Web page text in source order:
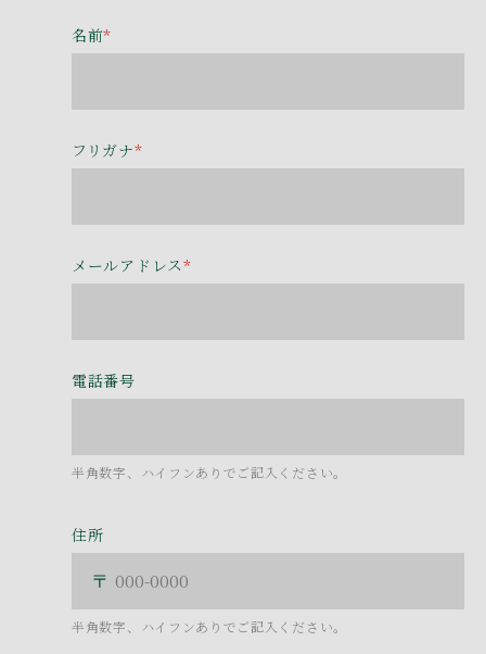
名前*
フリガナ*
メールアドレス*
電話番号
半角数字、ハイフンありでご記入ください。
住所
半角数字、ハイフンありでご記入ください。